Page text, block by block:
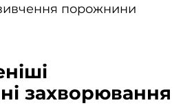
вивчення порожнини
захворювання